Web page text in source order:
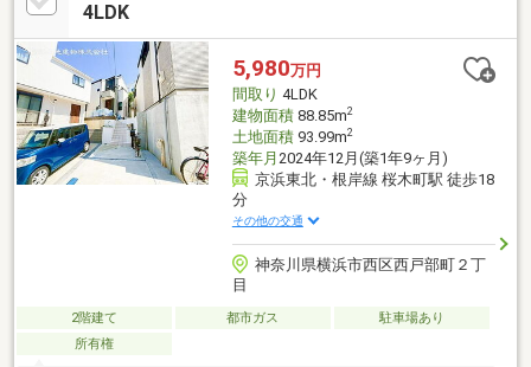
4LDK
5,980万円
間取り 4LDK
建物面積88.85m2
土地面積93.99m2
築年月 2024年12月(築1年9ヶ月)
京浜東北・根岸線 桜木町駅 徒歩18
分
その他の交通
神奈川県横浜市西区西戸部町２丁
目
2階建て 都市ガス
駐車場あり
所有権